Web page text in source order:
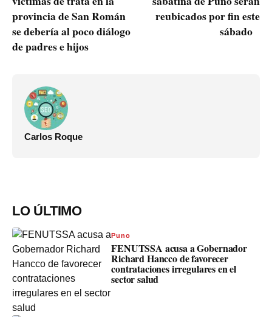
provincia de San Román
se debería al poco diálogo
de padres e hijos
reubicados por fin este
sábado
Carlos Roque
LO ÚLTIMO
Puno
FENUTSSA acusa a Gobernador
Richard Hancco de favorecer
contrataciones irregulares en el
sector salud